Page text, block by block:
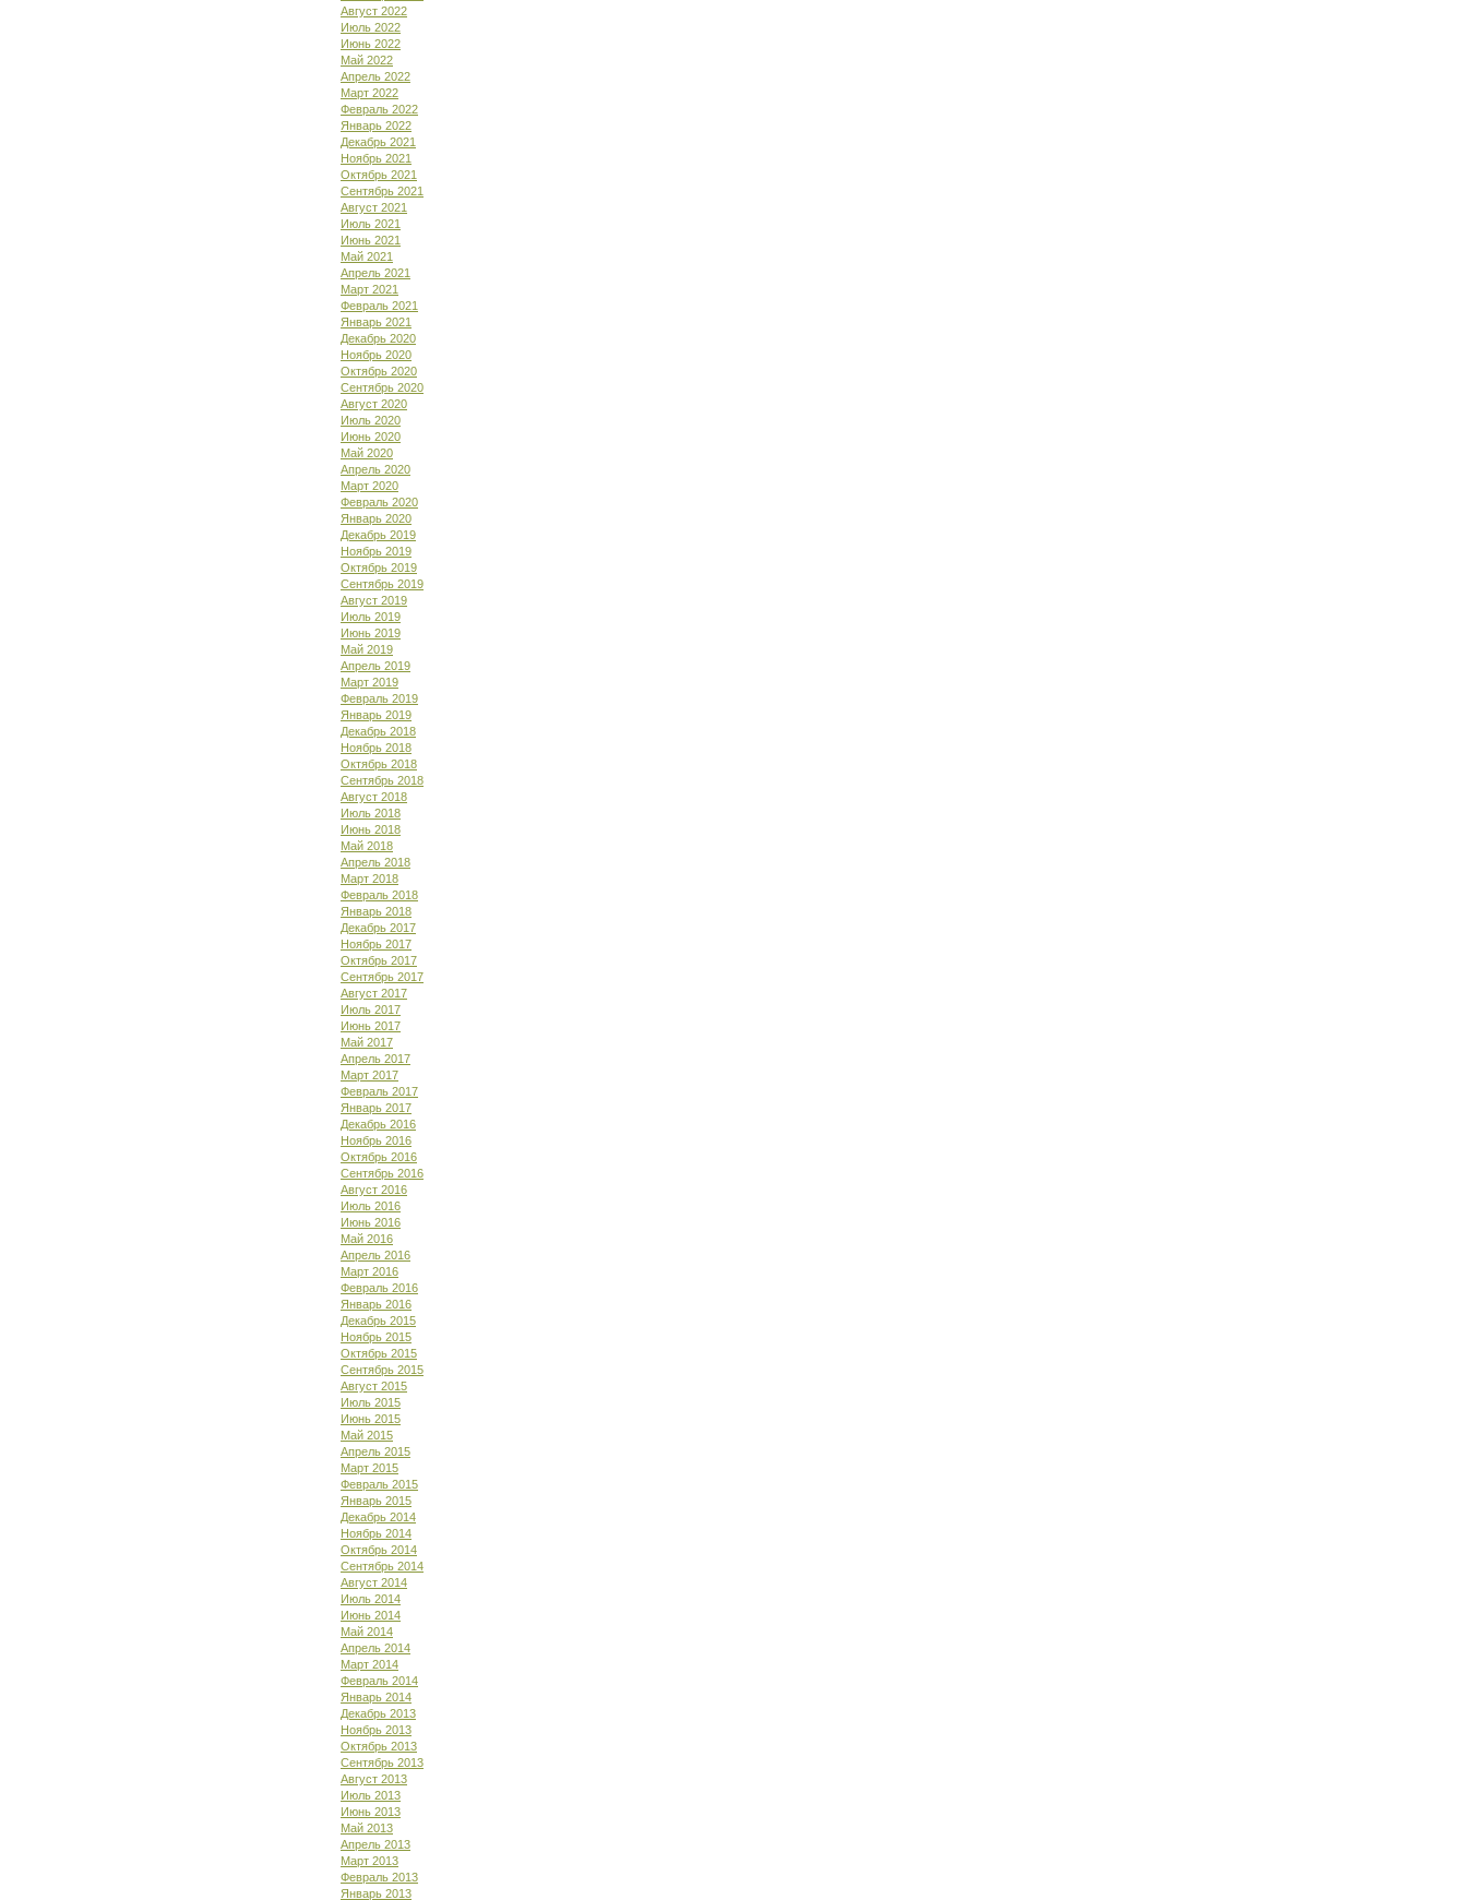
Август 2022
Июль 2022
Июнь 2022
Май 2022
Апрель 2022
Март 2022
Февраль 2022
Январь 2022
Декабрь 2021
Ноябрь 2021
Октябрь 2021
Сентябрь 2021
Август 2021
Июль 2021
Июнь 2021
Май 2021
Апрель 2021
Март 2021
Февраль 2021
Январь 2021
Декабрь 2020
Ноябрь 2020
Октябрь 2020
Сентябрь 2020
Август 2020
Июль 2020
Июнь 2020
Май 2020
Апрель 2020
Март 2020
Февраль 2020
Январь 2020
Декабрь 2019
Ноябрь 2019
Октябрь 2019
Сентябрь 2019
Август 2019
Июль 2019
Июнь 2019
Май 2019
Апрель 2019
Март 2019
Февраль 2019
Январь 2019
Декабрь 2018
Ноябрь 2018
Октябрь 2018
Сентябрь 2018
Август 2018
Июль 2018
Июнь 2018
Май 2018
Апрель 2018
Март 2018
Февраль 2018
Январь 2018
Декабрь 2017
Ноябрь 2017
Октябрь 2017
Сентябрь 2017
Август 2017
Июль 2017
Июнь 2017
Май 2017
Апрель 2017
Март 2017
Февраль 2017
Январь 2017
Декабрь 2016
Ноябрь 2016
Октябрь 2016
Сентябрь 2016
Август 2016
Июль 2016
Июнь 2016
Май 2016
Апрель 2016
Март 2016
Февраль 2016
Январь 2016
Декабрь 2015
Ноябрь 2015
Октябрь 2015
Сентябрь 2015
Август 2015
Июль 2015
Июнь 2015
Май 2015
Апрель 2015
Март 2015
Февраль 2015
Январь 2015
Декабрь 2014
Ноябрь 2014
Октябрь 2014
Сентябрь 2014
Август 2014
Июль 2014
Июнь 2014
Май 2014
Апрель 2014
Март 2014
Февраль 2014
Январь 2014
Декабрь 2013
Ноябрь 2013
Октябрь 2013
Сентябрь 2013
Август 2013
Июль 2013
Июнь 2013
Май 2013
Апрель 2013
Март 2013
Февраль 2013
Январь 2013